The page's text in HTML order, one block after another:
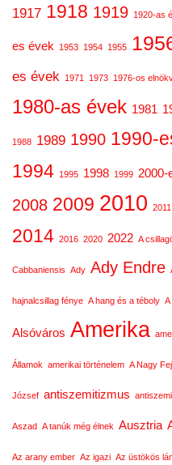
1917 1918 1919 1920-as
es évek 1953 1954 1955
es évek
1971 1973 1976-os
1980-as évek 1981
1988 1989 1990 1990-
1994 1995 1998 1999 2000-
2008 2009 2010 2011
2014 2016 2020 2022 A
Cabbaniensis Ady Ady Endre
hajnalcsillag fénye A hang és a téboly A
Alsóváros Amerika
Államok amerikai történelem A Nagy
József antiszemitizmus
Aszad A tanúk még élnek Ausztria
Az arany ember Az igazi Az üstökös